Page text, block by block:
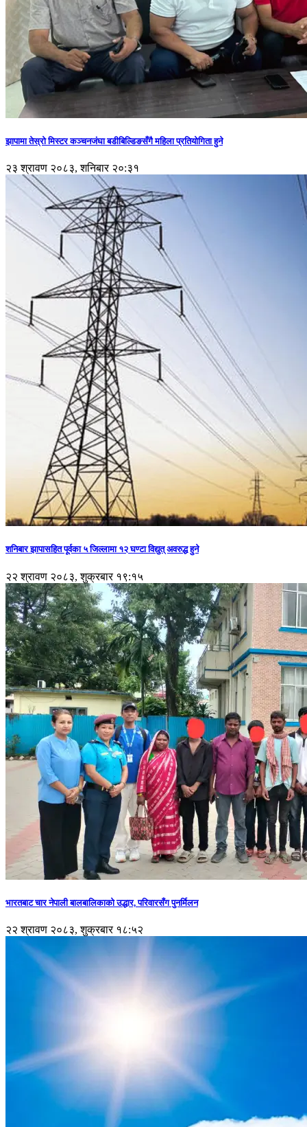
झापामा तेस्रो मिस्टर कञ्चनजंघा बडीबिल्डिङसँगै महिला प्रतियोगिता हुने
२३ श्रावण २०८३, शनिबार २०:३१
शनिबार झापासहित पूर्वका ५ जिल्लामा १२ घण्टा विद्युत् अवरुद्ध हुने
२२ श्रावण २०८३, शुक्रबार १९:१५
भारतबाट चार नेपाली बालबालिकाको उद्धार, परिवारसँग पुनर्मिलन
२२ श्रावण २०८३, शुक्रबार १८:५२